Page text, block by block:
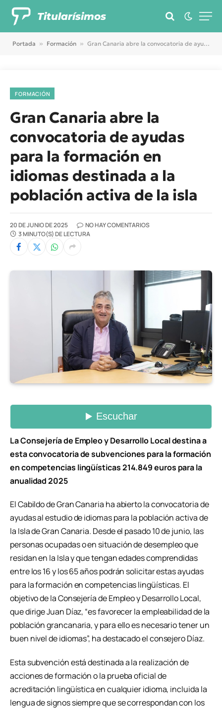
Titularísimos
Portada » Formación » Gran Canaria abre la convocatoria de ayudas para la formación en idiomas destinada a la población activa de la isla
FORMACIÓN
Gran Canaria abre la
convocatoria de ayudas
para la formación en
idiomas destinada a la
población activa de la isla
20 DE JUNIO DE 2025
NO HAY COMENTARIOS
3 MINUTO(S) DE LECTURA
La Consejería de Empleo y Desarrollo Local destina a
esta convocatoria de subvenciones para la formación
en competencias lingüísticas 214.849 euros para la
anualidad 2025
El Cabildo de Gran Canaria ha abierto la convocatoria de
ayudas al estudio de idiomas para la población activa de
la Isla de Gran Canaria. Desde el pasado 10 de junio, las
personas ocupadas o en situación de desempleo que
residan en la Isla y que tengan edades comprendidas
entre los 16 y los 65 años podrán solicitar estas ayudas
para la formación en competencias lingüísticas. El
objetivo de la Consejería de Empleo y Desarrollo Local,
que dirige Juan Díaz, “es favorecer la empleabilidad de la
población grancanaria, y para ello es necesario tener un
buen nivel de idiomas”, ha destacado el consejero Díaz.
Esta subvención está destinada a la realización de
acciones de formación o la prueba oficial de
acreditación lingüística en cualquier idioma, incluida la
lengua de signos siempre que se correspondan con los